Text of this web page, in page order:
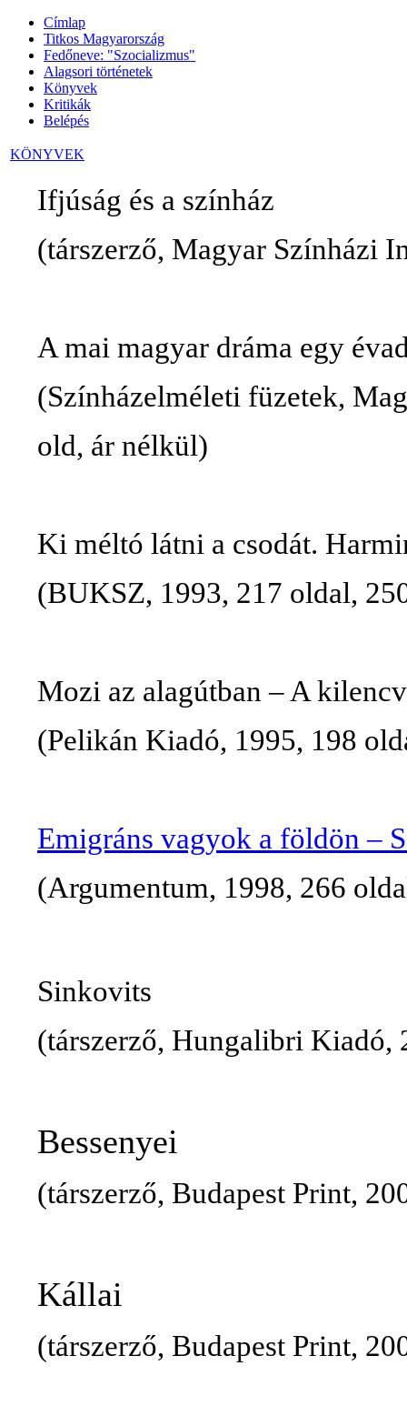
Címlap
Titkos Magyarország
Fedőneve: "Szocializmus"
Alagsori történetek
Könyvek
Kritikák
Belépés
KÖNYVEK
Ifjúság és a színház
(társzerző, Magyar Színházi
A mai magyar dráma egy
(Színházelméleti füzetek,
old, ár nélkül)
Ki méltó látni a csodát.
(BUKSZ, 1993, 217 oldal,
Mozi az alagútban – A
(Pelikán Kiadó, 1995, 198
Emigráns vagyok a földön –
(Argumentum, 1998, 266
Sinkovits
(társzerző, Hungalibri Kiadó,
Bessenyei
(társzerző, Budapest Print,
Kállai
(társzerző, Budapest Print,